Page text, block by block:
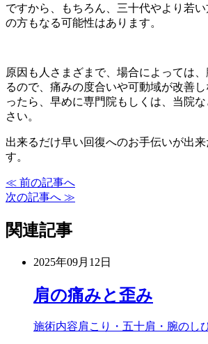
ですから、もちろん、三十代やより若
の方もなる可能性はあります。
原因も人さまざまで、場合によっては
るので、痛みの度合いや可動域が改善
ったら、早めに専門院もしくは、当院
さい。
出来るだけ早い回復へのお手伝いが出
す。
≪ 前の記事へ
次の記事へ ≫
関連記事
2025年09月12日
肩の痛みと歪み
施術内容肩こり・五十肩・腕のし